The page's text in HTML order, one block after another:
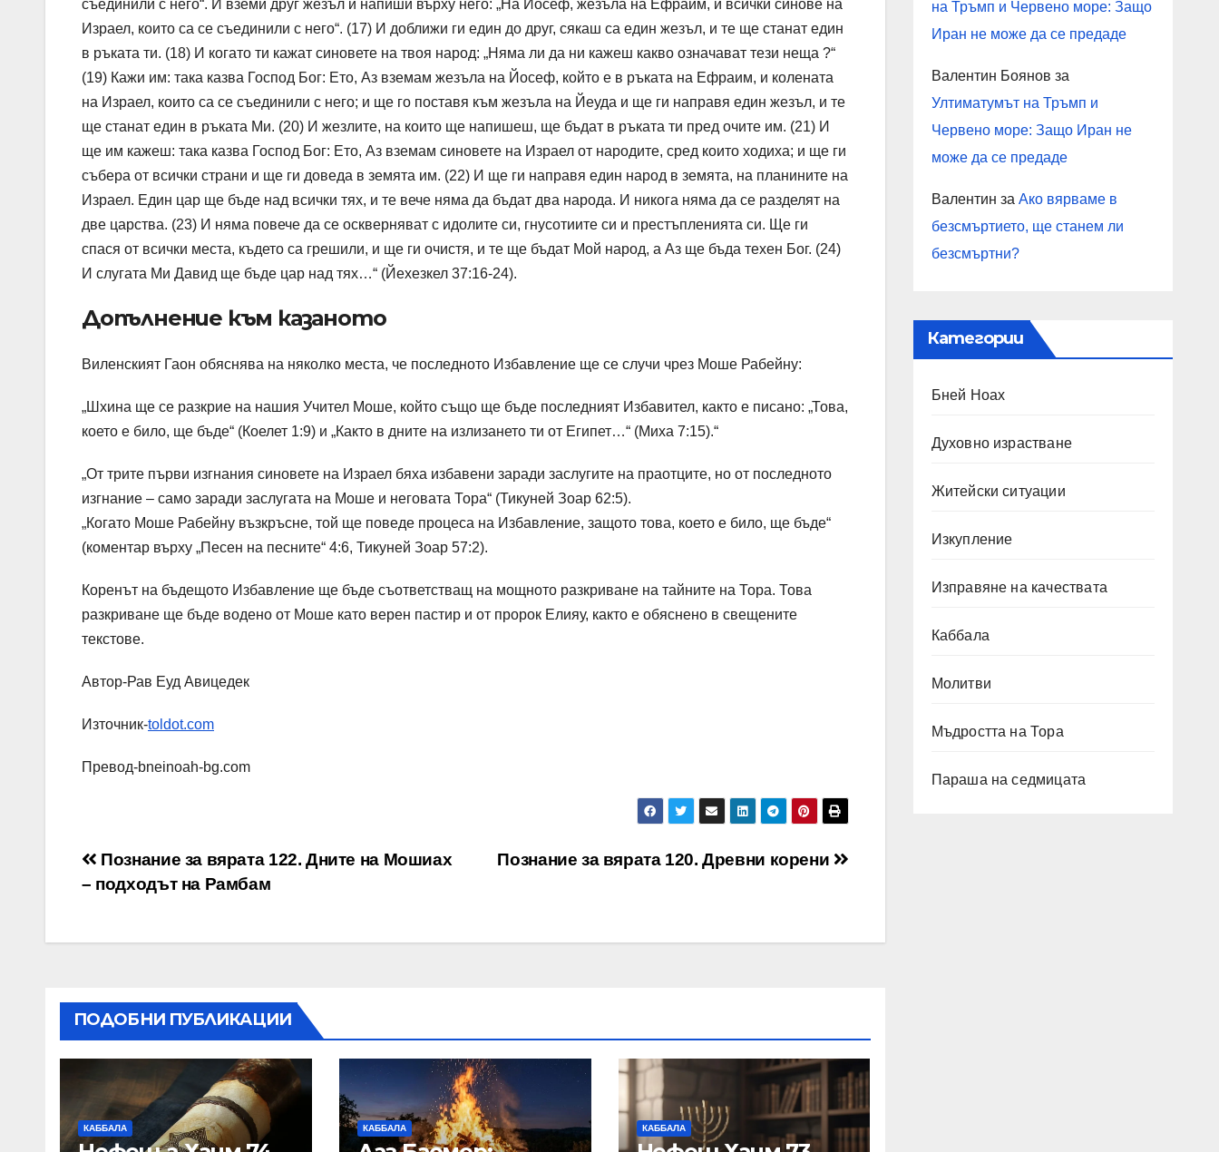
съединили с него“. И вземи друг жезъл и напиши върху него: „На Йосеф, жезъла на Ефраим, и всички синове на
Израел, които са се съединили с него“. (17) И доближи ги един до друг, сякаш са един жезъл, и те ще станат един
в ръката ти. (18) И когато ти кажат синовете на твоя народ: „Няма ли да ни кажеш какво означават тези неща ?“
(19) Кажи им: така казва Господ Бог: Ето, Аз вземам жезъла на Йосеф, който е в ръката на Ефраим, и колената
на Израел, които са се съединили с него; и ще го поставя към жезъла на Йеуда и ще ги направя един жезъл, и те
ще станат един в ръката Ми. (20) И жезлите, на които ще напишеш, ще бъдат в ръката ти пред очите им. (21) И
ще им кажеш: така казва Господ Бог: Ето, Аз вземам синовете на Израел от народите, сред които ходиха; и ще ги
събера от всички страни и ще ги доведа в земята им. (22) И ще ги направя един народ в земята, на планините на
Израел. Един цар ще бъде над всички тях, и те вече няма да бъдат два народа. И никога няма да се разделят на
две царства. (23) И няма повече да се оскверняват с идолите си, гнусотиите си и престъпленията си. Ще ги
спася от всички места, където са грешили, и ще ги очистя, и те ще бъдат Мой народ, а Аз ще бъда техен Бог. (24)
И слугата Ми Давид ще бъде цар над тях…“ (Йехезкел 37:16-24).
Допълнение към казаното
Виленският Гаон обяснява на няколко места, че последното Избавление ще се случи чрез Моше Рабейну:
„Шхина ще се разкрие на нашия Учител Моше, който също ще бъде последният Избавител, както е писано: „Това,
което е било, ще бъде“ (Коелет 1:9) и „Както в дните на излизането ти от Египет…“ (Миха 7:15).“
„От трите първи изгнания синовете на Израел бяха избавени заради заслугите на праотците, но от последното
изгнание – само заради заслугата на Моше и неговата Тора“ (Тикуней Зоар 62:5).
„Когато Моше Рабейну възкръсне, той ще поведе процеса на Избавление, защото това, което е било, ще бъде“
(коментар върху „Песен на песните“ 4:6, Тикуней Зоар 57:2).
Коренът на бъдещото Избавление ще бъде съответстващ на мощното разкриване на тайните на Тора. Това
разкриване ще бъде водено от Моше като верен пастир и от пророк Елияу, както е обяснено в свещените
текстове.
Автор-Рав Еуд Авицедек
Източник-toldot.com
Превод-bneinoah-bg.com
Навигация Познание за вярата 120. Древни корени
Познание за вярата 122. Дните на Мошиах
– подходът на Рамбам
ПОДОБНИ ПУБЛИКАЦИИ
КАББАЛА КАББАЛА КАББАЛА
на Тръмп и Червено море: Защо
Иран не може да се предаде
Валентин Боянов за
Ултиматумът на Тръмп и
Червено море: Защо Иран не
може да се предаде
Валентин за Ако вярваме в
безсмъртието, ще станем ли
безсмъртни?
Категории
Бней Ноах
Духовно израстване
Житейски ситуации
Изкупление
Изправяне на качествата
Каббала
Молитви
Мъдростта на Тора
Параша на седмицата